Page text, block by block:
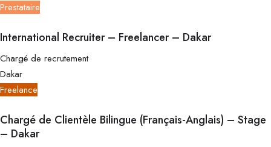
Prestataire
International Recruiter – Freelancer – Dakar
Chargé de recrutement
Dakar
Freelance
Chargé de Clientèle Bilingue (Français-Anglais) – Stage
– Dakar